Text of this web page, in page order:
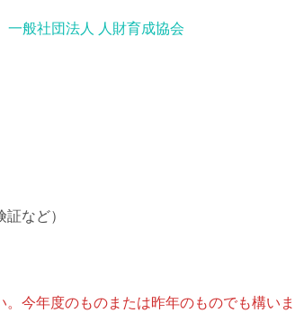
般社団法人 人財育成協会
など）
今年度のものまたは昨年のものでも構い